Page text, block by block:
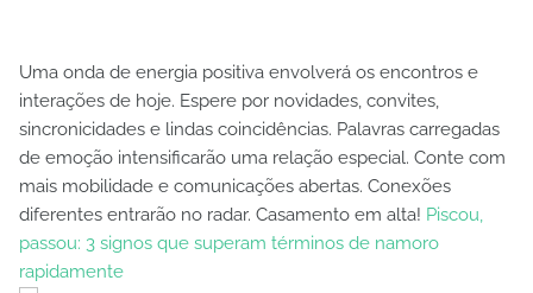
Uma onda de energia positiva envolverá os encontros e
interações de hoje. Espere por novidades, convites,
sincronicidades e lindas coincidências. Palavras carregadas
de emoção intensificarão uma relação especial. Conte com
mais mobilidade e comunicações abertas. Conexões
diferentes entrarão no radar. Casamento em alta! Piscou,
passou: 3 signos que superam términos de namoro
rapidamente